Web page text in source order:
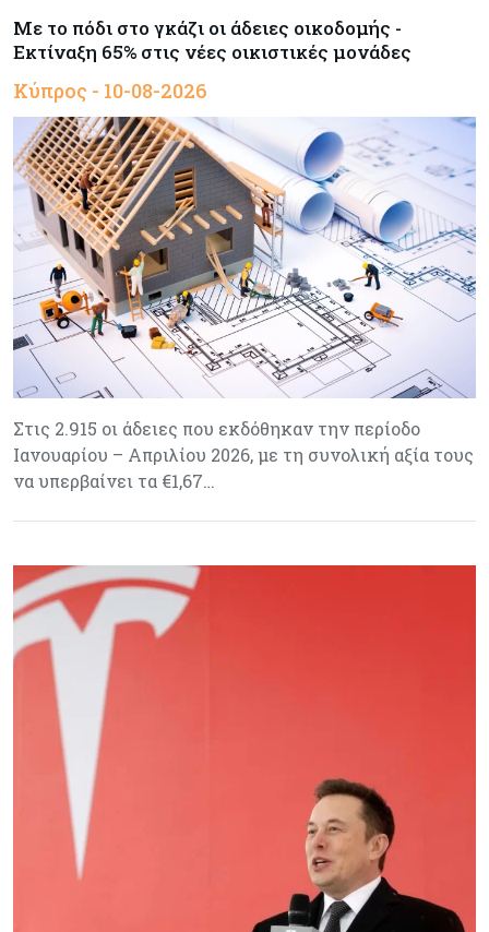
Με το πόδι στο γκάζι οι άδειες οικοδομής -
Εκτίναξη 65% στις νέες οικιστικές μονάδες
Κύπρος - 10-08-2026
Στις 2.915 οι άδειες που εκδόθηκαν την περίοδο
Ιανουαρίου – Απριλίου 2026, με τη συνολική αξία τους
να υπερβαίνει τα €1,67…